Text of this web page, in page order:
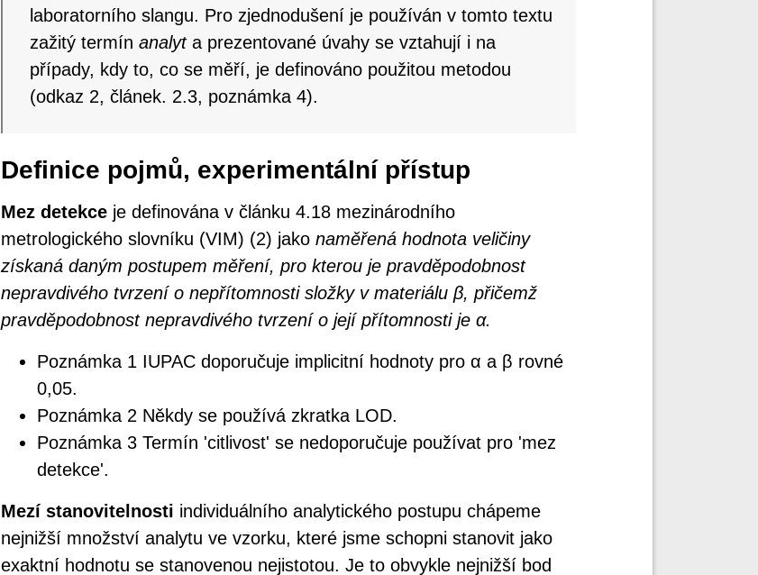
laboratorního slangu. Pro zjednodušení je používán v tomto textu
zažitý termín analyta prezentované úvahy se vztahují i na
případy, kdy to, co se měří, je definováno použitou metodou
(odkaz 2, článek. 2.3, poznámka 4).
Definice pojmů, experimentální přístup
Mez detekceje definována v článku 4.18 mezinárodního
metrologického slovníku (VIM) (2) jako naměřená hodnota veličiny
získaná daným postupem měření, pro kterou je pravděpodobnost
nepravdivého tvrzení o nepřítomnosti složky v materiálu β, přičemž
pravděpodobnost nepravdivého tvrzení o její přítomnosti je α.
Poznámka 1 IUPAC doporučuje implicitní hodnoty pro α a β rovné
0,05.
Poznámka 2 Někdy se používá zkratka LOD.
Poznámka 3 Termín 'citlivost' se nedoporučuje používat pro 'mez
detekce'.
Mezí stanovitelnosti individuálního analytického postupu chápeme
nejnižší množství analytu ve vzorku, které jsme schopni stanovit jako
exaktní hodnotu se stanovenou nejistotou. Je to obvykle nejnižší bod